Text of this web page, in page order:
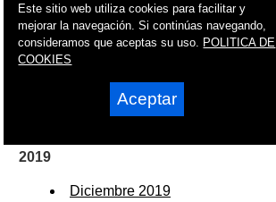
Julio 2020
Junio 2020
Mayo 2020
Abril 2020
Marzo 2020
Febrero 2020
2019
Diciembre 2019
Este sitio web utiliza cookies para facilitar y
mejorar la navegación. Si continúas navegando,
consideramos que aceptas su uso. POLITICA DE
COOKIES
Aceptar